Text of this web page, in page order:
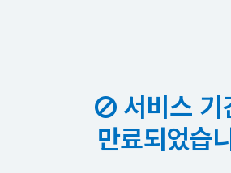
서비스 기
만료되었습